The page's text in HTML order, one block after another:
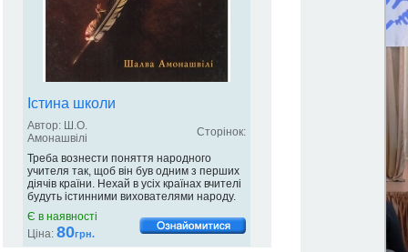
Істина школи
Автор: Ш.О.
Амонашвілі
Сторінок:
Треба вознести поняття народного
учителя так, щоб він був одним з перших
діячів країни. Нехай в усіх країнах вчителі
будуть істинними вихователями народу.
Є в наявності
Ціна: 80грн.